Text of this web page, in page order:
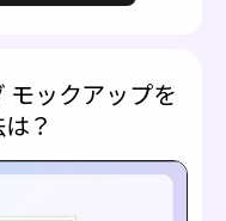
モックアップを
？